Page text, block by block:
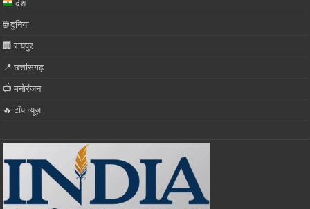
देश
🌐 दुनिया
🏢 रायपुर
📍 छत्तीसगढ़
📺 मनोरंजन
🔥 टॉप न्यूज़